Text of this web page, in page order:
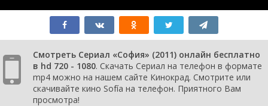
Смотреть Сериал «София» (2011) онлайн бесплатно
в hd 720 - 1080. Скачать Сериал на телефон в формате
mp4 можно на нашем сайте Кинокрад. Смотрите или
скачивайте кино Sofía на телефон. Приятного Вам
просмотра!